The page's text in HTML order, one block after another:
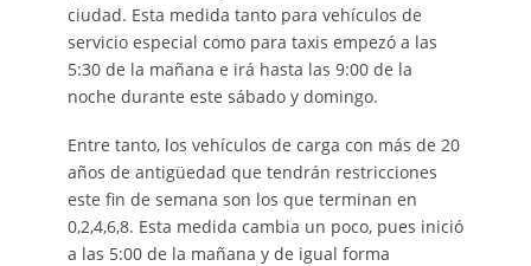
ciudad. Esta medida tanto para vehículos de
servicio especial como para taxis empezó a las
5:30 de la mañana e irá hasta las 9:00 de la
noche durante este sábado y domingo.
Entre tanto, los vehículos de carga con más de 20
años de antigüedad que tendrán restricciones
este fin de semana son los que terminan en
0,2,4,6,8. Esta medida cambia un poco, pues inició
a las 5:00 de la mañana y de igual forma